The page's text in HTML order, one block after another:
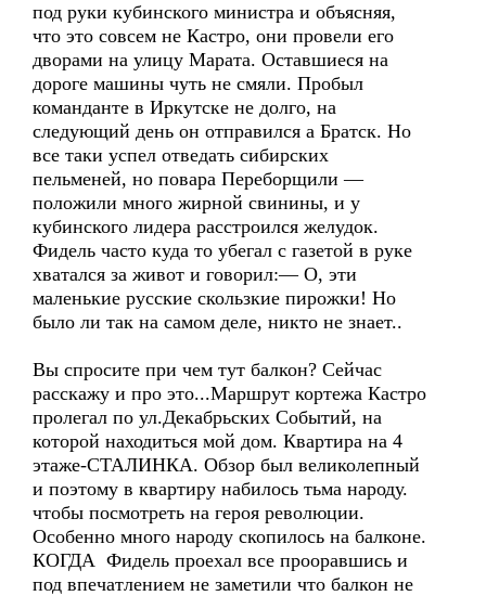
под руки кубинского министра и объясняя,
что это совсем не Кастро, они провели его
дворами на улицу Марата. Оставшиеся на
дороге машины чуть не смяли. Пробыл
команданте в Иркутске не долго, на
следующий день он отправился а Братск. Но
все таки успел отведать сибирских
пельменей, но повара Переборщили —
положили много жирной свинины, и у
кубинского лидера расстроился желудок.
Фидель часто куда то убегал с газетой в руке
хватался за живот и говорил:— О, эти
маленькие русские скользкие пирожки! Но
было ли так на самом деле, никто не знает..
Вы спросите при чем тут балкон? Сейчас
расскажу и про это...Маршрут кортежа Кастро
пролегал по ул.Декабрьских Событий, на
которой находиться мой дом. Квартира на 4
этаже-СТАЛИНКА. Обзор был великолепный
и поэтому в квартиру набилось тьма народу.
чтобы посмотреть на героя революции.
Особенно много народу скопилось на балконе.
КОГДА Фидель проехал все прооравшись и
под впечатлением не заметили что балкон не